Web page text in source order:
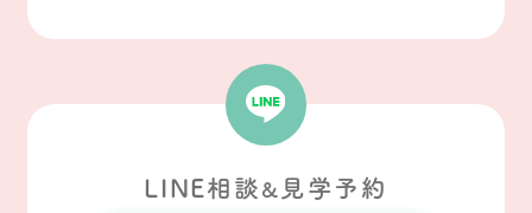
LINE相談& 見学予約